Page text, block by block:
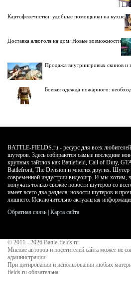
Картофелечистки: удобные помощники на кухне
Доставка алкоголя на дом. Новые возможности
Продажа внутриигровых скинов и
Боевая одежда пожарного:
BATTLE-FIELDS.ru - ресурс для всех
шутеров. Здесь собираются самые последние
крупных тайтлов как Battlefield, Call of Duty,
Battlefront, The Division и многих других.
современной индустрии видеоигр. И мы хотим,
получать только свежие новости шутеров со
имеет всего два раздела: новости шутеров и
лишнего. Исключительно актуальная
Обратная связь Карта сайта
© 2011 - 2026 Battle-fields.ru
Мнение авторов и посетителей сайта может не
администрации.
При цитировании и использовании любых
fields.ru обязательна.